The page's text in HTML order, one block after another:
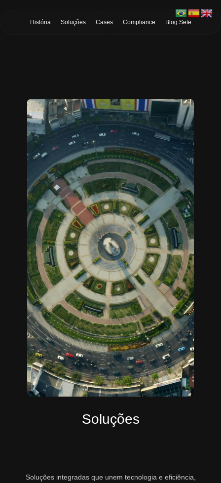
História Soluções Cases Compliance Blog Sete
Soluções
Soluções integradas que unem tecnologia e eficiência,